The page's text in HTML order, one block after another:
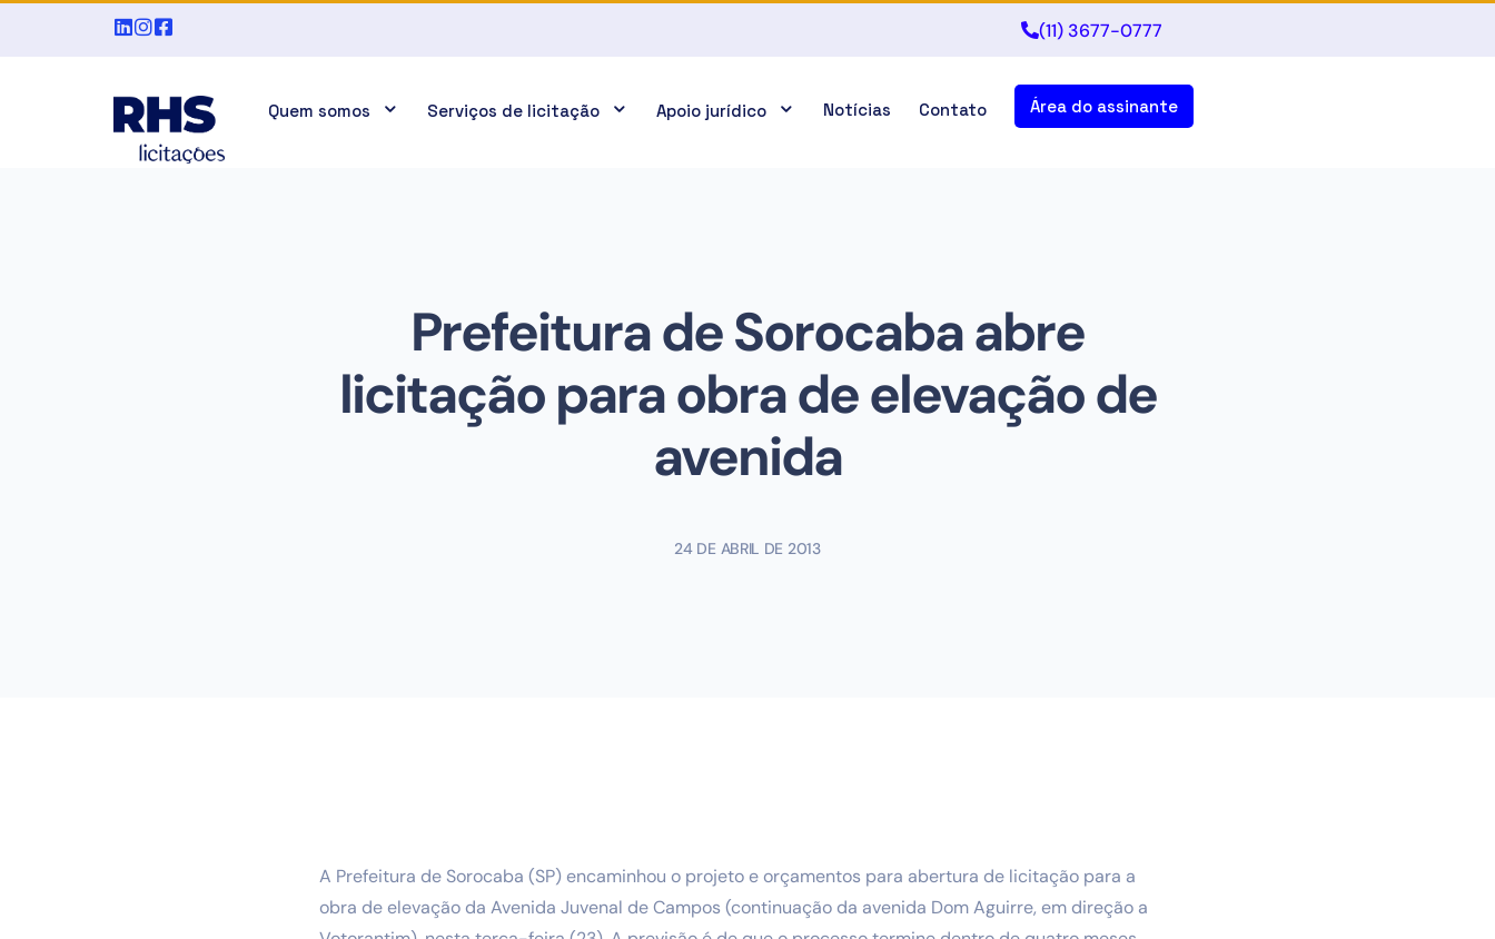
(11) 3677-0777
Quem somos Serviços de licitação Apoio jurídico Notícias Contato Área do assinante
Prefeitura de Sorocaba abre
licitação para obra de elevação de
avenida
24 DE ABRIL DE 2013
A Prefeitura de Sorocaba (SP) encaminhou o projeto e orçamentos para abertura de licitação para a
obra de elevação da Avenida Juvenal de Campos (continuação da avenida Dom Aguirre, em direção a